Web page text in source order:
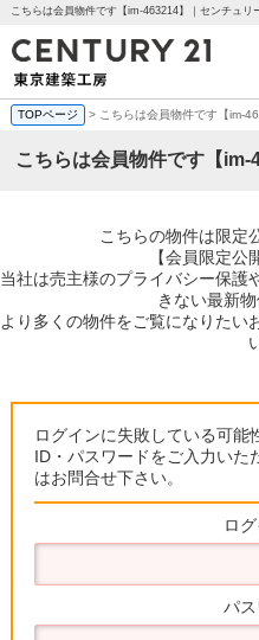
こちらは会員物件です【im-463214】｜センチュリ
TOPページ > こちらは会員物件です【im-
こちらは会員物件です【im-
こちらの物件は限定
【会員限定公
当社は売主様のプライバシー保護
きない最新物
より多くの物件をご覧になりたい
ログインに失敗している可能
ID・パスワードをご入力いた
はお問合せ下さい。
ロ
パ